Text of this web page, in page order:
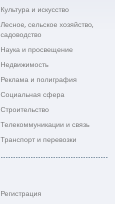
Культура и искусство
Лесное, сельское хозяйство,
садоводство
Наука и просвещение
Недвижимость
Реклама и полиграфия
Социальная сфера
Строительство
Телекоммуникации и связь
Транспорт и перевозки
Регистрация